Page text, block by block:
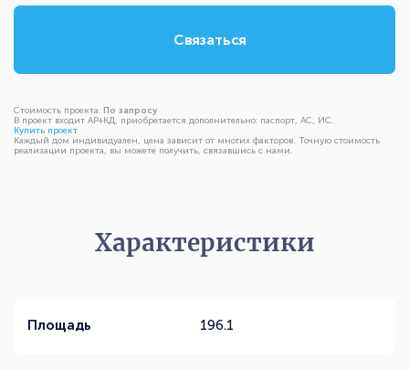
Связаться
Стоимость проекта: По запросу
В проект входит АР+КД, приобретается дополнительно: паспорт, АС, ИС.
Купить проект
Каждый дом индивидуален, цена зависит от многих факторов. Точную стоимость
реализации проекта, вы можете получить, связавшись с нами.
Характеристики
Площадь 196.1